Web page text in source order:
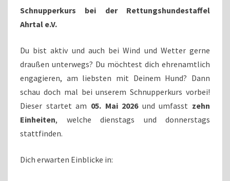
Schnupperkurs bei der Rettungshundestaffel
Ahrtal e.V.
Du bist aktiv und auch bei Wind und Wetter gerne
draußen unterwegs? Du möchtest dich ehrenamtlich
engagieren, am liebsten mit Deinem Hund? Dann
schau doch mal bei unserem Schnupperkurs vorbei!
Dieser startet am 05. Mai 2026und umfasst zehn
Einheiten, welche dienstags und donnerstags
stattfinden.
Dich erwarten Einblicke in: